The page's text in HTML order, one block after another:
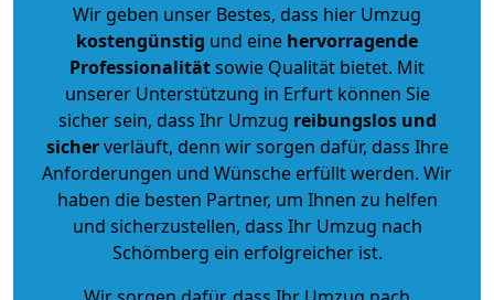
Wir geben unser Bestes, dass hier Umzug
kostengünstig und eine hervorragende
Professionalitätsowie Qualität bietet. Mit
unserer Unterstützung in Erfurt können Sie
sicher sein, dass Ihr Umzug reibungslos und
sicherverläuft, denn wir sorgen dafür, dass Ihre
Anforderungen und Wünsche erfüllt werden. Wir
haben die besten Partner, um Ihnen zu helfen
und sicherzustellen, dass Ihr Umzug nach
Schömberg ein erfolgreicher ist.